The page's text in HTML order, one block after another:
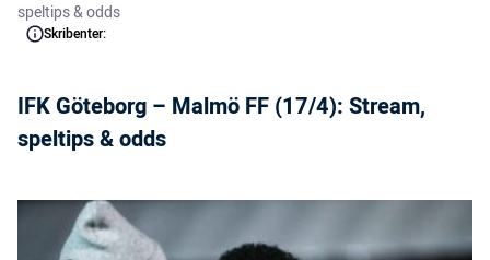
speltips & odds
Skribenter:
IFK Göteborg – Malmö FF (17/4): Stream,
speltips & odds